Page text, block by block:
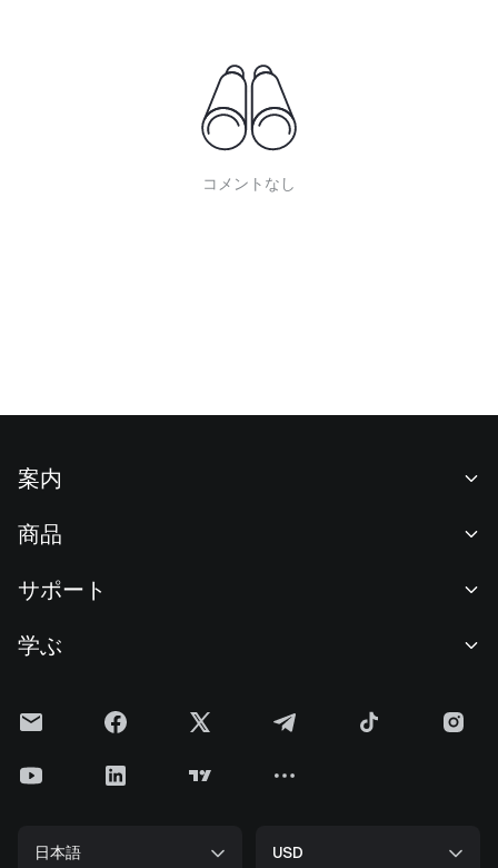
コメントなし
案内
ニュースルーム
F1 Oracle Red Bull Racing 公式スポンサー
クッキーポリシー
準備金証明
商品
現物取引
投資センター
サポート
手数料
上場申請
学ぶ
Gateニュース
日本語 USD